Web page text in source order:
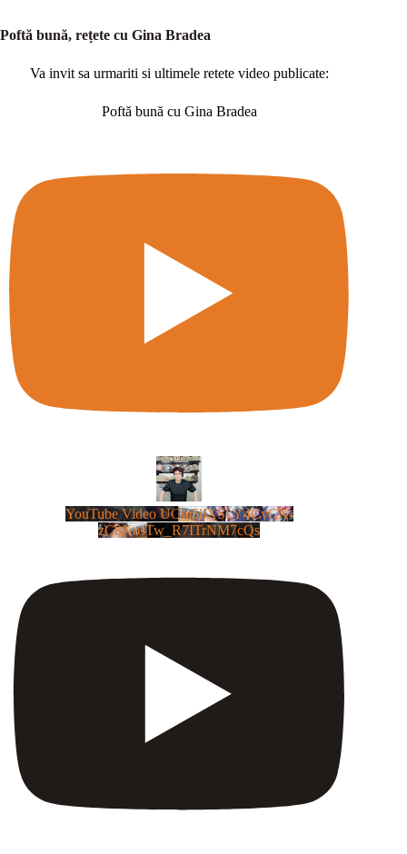
Poftă bună, rețete cu Gina Bradea
Va invit sa urmariti si ultimele retete video publicate:
Poftă bună cu Gina Bradea
YouTube Video UCm5llXSLY4CyCX-
zC8XosTw_R7ITrNM7cQs